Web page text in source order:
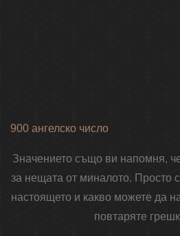
900 ангелско число
Значението също ви напомня,
за нещата от миналото. Просто
настоящето и какво можете да
повтаряте